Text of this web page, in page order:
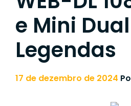
e Mini
Legendas
17 de dezembro de 2024